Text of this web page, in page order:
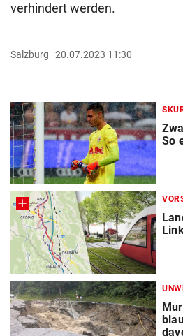
verhindert werden.
Salzburg 20.07.2023 11:30
So